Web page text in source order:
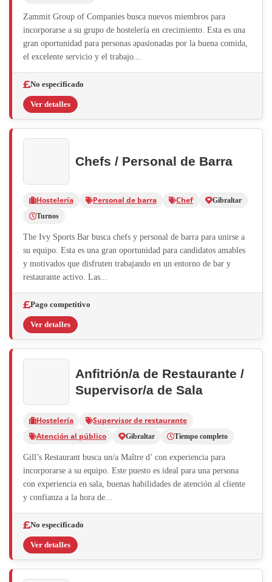
Zammit Group of Companies busca nuevos miembros para
incorporarse a su grupo de hostelería en crecimiento. Esta es una
gran oportunidad para personas apasionadas por la buena comida,
el excelente servicio y el trabajo...
No especificado
Ver detalles
Chefs / Personal de Barra
Hostelería Personal de barra Chef
Gibraltar
Turnos
The Ivy Sports Bar busca chefs y personal de barra para unirse a
su equipo. Esta es una gran oportunidad para candidatos amables
y motivados que disfruten trabajando en un entorno de bar y
restaurante activo. Las...
Pago competitivo
Ver detalles
Anfitrión/a de Restaurante /
Supervisor/a de Sala
Hostelería
Supervisor de restaurante
Atención al público
Gibraltar Tiempo completo
Gill’s Restaurant busca un/a Maître d’ con experiencia para
incorporarse a su equipo. Este puesto es ideal para una persona
con experiencia en sala, buenas habilidades de atención al cliente
y confianza a la hora de...
No especificado
Ver detalles